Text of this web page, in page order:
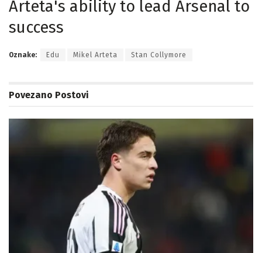
Arteta's ability to lead Arsenal to
success
Oznake: Edu Mikel Arteta Stan Collymore
Povezano Postovi